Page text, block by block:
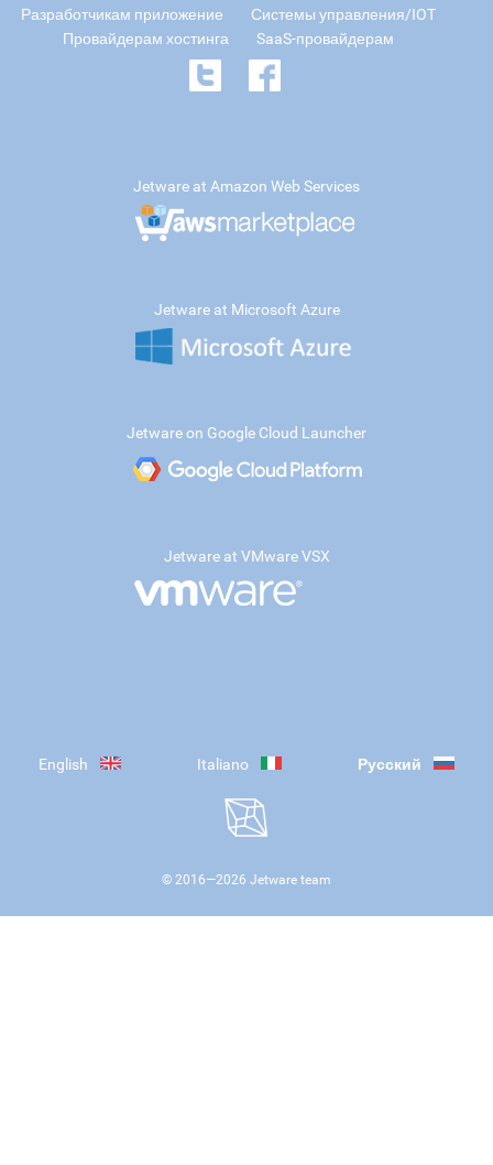
Разработчикам приложение
Системы управления/IOT
Провайдерам хостинга
SaaS-провайдерам
Jetware at Amazon Web Services
Jetware at Microsoft Azure
Jetware on Google Cloud Launcher
Jetware at VMware VSX
English Italiano Русский
© 2016—2026 Jetware team